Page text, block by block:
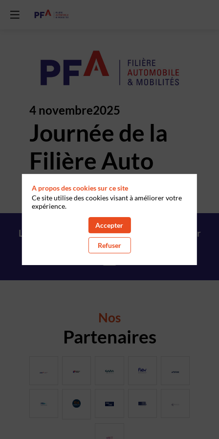
4 novembre2025
Journée de la
Filière Auto
Cité des Sciences et de
l'IndustrieParis
Les inscriptions sont closes. Rendez vous sur
https://pfa-auto.fr/
Nos
Partenaires
A propos des cookies sur ce site
Ce site utilise des cookies visant à améliorer votre
expérience.
Accepter
Refuser